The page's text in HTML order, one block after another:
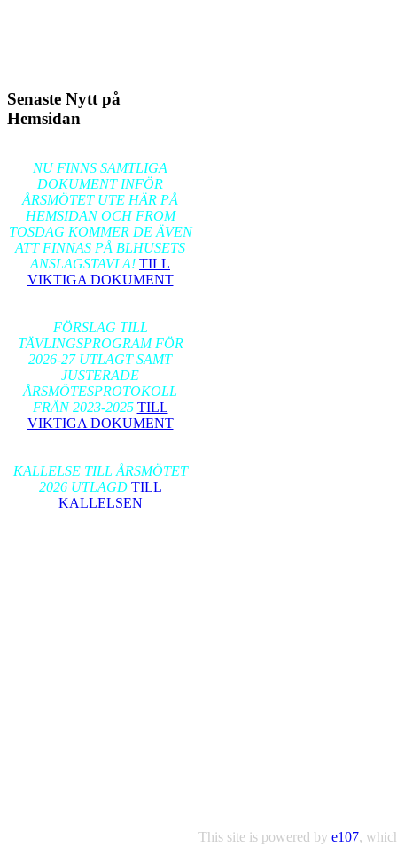
Senaste Nytt på
Hemsidan
NU FINNS SAMTLIGA
DOKUMENT INFÖR
ÅRSMÖTET UTE HÄR PÅ
HEMSIDAN OCH FROM
TOSDAG KOMMER DE ÄVEN
ATT FINNAS PÅ BLHUSETS
ANSLAGSTAVLA! TILL
VIKTIGA DOKUMENT
FÖRSLAG TILL
TÄVLINGSPROGRAM FÖR
2026-27 UTLAGT SAMT
JUSTERADE
ÅRSMÖTESPROTOKOLL
FRÅN 2023-2025 TILL
VIKTIGA DOKUMENT
KALLELSE TILL ÅRSMÖTET
2026 UTLAGD TILL
KALLELSEN
This site is powered by e107,